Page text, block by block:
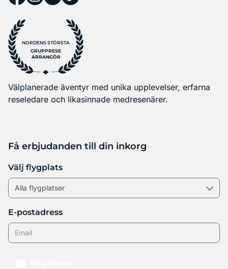
NORDENS STÖRSTA
GRUPPRESE
ARRANGÖR
Välplanerade äventyr med unika upplevelser, erfarna
reseledare och likasinnade medresenärer.
Få erbjudanden till din inkorg
Välj flygplats
E-postadress